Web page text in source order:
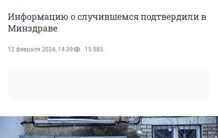
Информацию о случившемся подтвердили в
Минздраве
12 февраля 2024, 14:39 15 585